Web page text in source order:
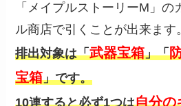
「メイプルストーリーM」の
ル商店で引くことが出来ます
排出対象は「武器宝箱」「
宝箱」です。
10連すると必ず1つは自分の